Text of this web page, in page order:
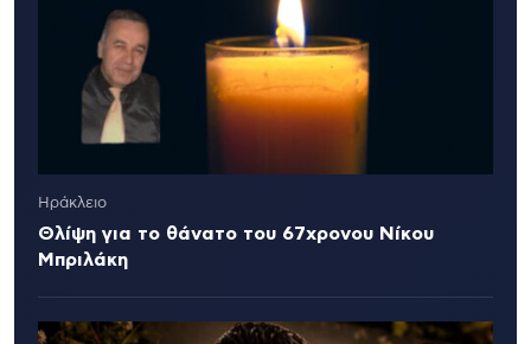
Ηράκλειο
Θλίψη για το θάνατο του 67χρονου Νίκου
Μπριλάκη